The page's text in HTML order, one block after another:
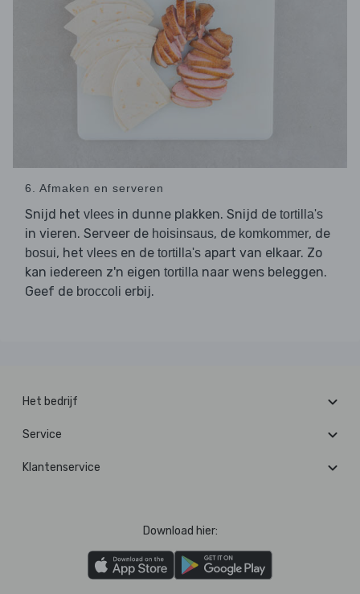
6. Afmaken en serveren
Snijd het vlees in dunne plakken. Snijd de tortilla's
in vieren. Serveer de hoisinsaus, de komkommer, de
bosui, het vlees en de tortilla's apart van elkaar. Zo
kan iedereen z'n eigen tortilla naar wens beleggen.
Geef de broccoli erbij.
Het bedrijf
Service
Klantenservice
Download hier: